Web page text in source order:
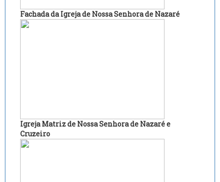
Fachada da Igreja de Nossa Senhora de Nazaré
Igreja Matriz de Nossa Senhora de Nazaré e
Cruzeiro